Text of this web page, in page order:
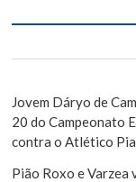
P
o
s
t
Jovem Dáryo de
20 do Campeonato
contra o Atlético
Pião Roxo e Varzea